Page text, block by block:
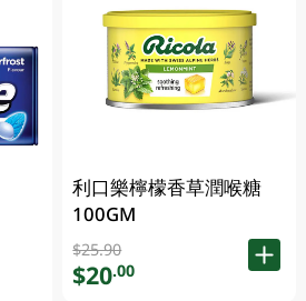
利口樂檸檬香草潤喉糖
100GM
$25.90
$20.00